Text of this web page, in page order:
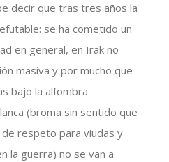
decir que tras tres años la
se ha cometido un
en general, en Irak no
masiva y por mucho que
bajo la alfombra
(broma sin sentido que
respeto para viudas y
la guerra) no se van a